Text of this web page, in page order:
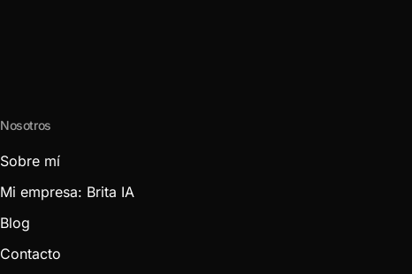
Nosotros
Sobre mí
Mi empresa: Brita IA
Blog
Contacto